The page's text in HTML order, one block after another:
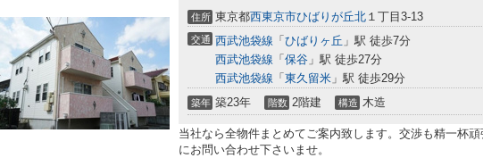
住所 東京都西東京市ひばりが丘北 １丁目3-13
交通 西武池袋線 「 ひばりヶ丘 」駅 徒歩7分
西武池袋線 「 保谷 」駅 徒歩27分
西武池袋線 「 東久留米 」駅 徒歩29分
築年 築23年 階数 2階建 構造 木造
当社なら全物件まとめてご案内致します。交渉も精一杯
にお問い合わせ下さいませ。